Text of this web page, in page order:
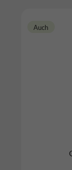
Auch